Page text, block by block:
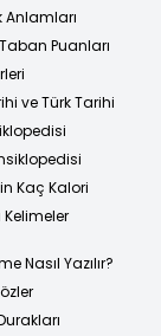
Anlamları
Puanları
ve Türk Tarihi
Kaç Kalori
Kelimeler
Nasıl Yazılır?